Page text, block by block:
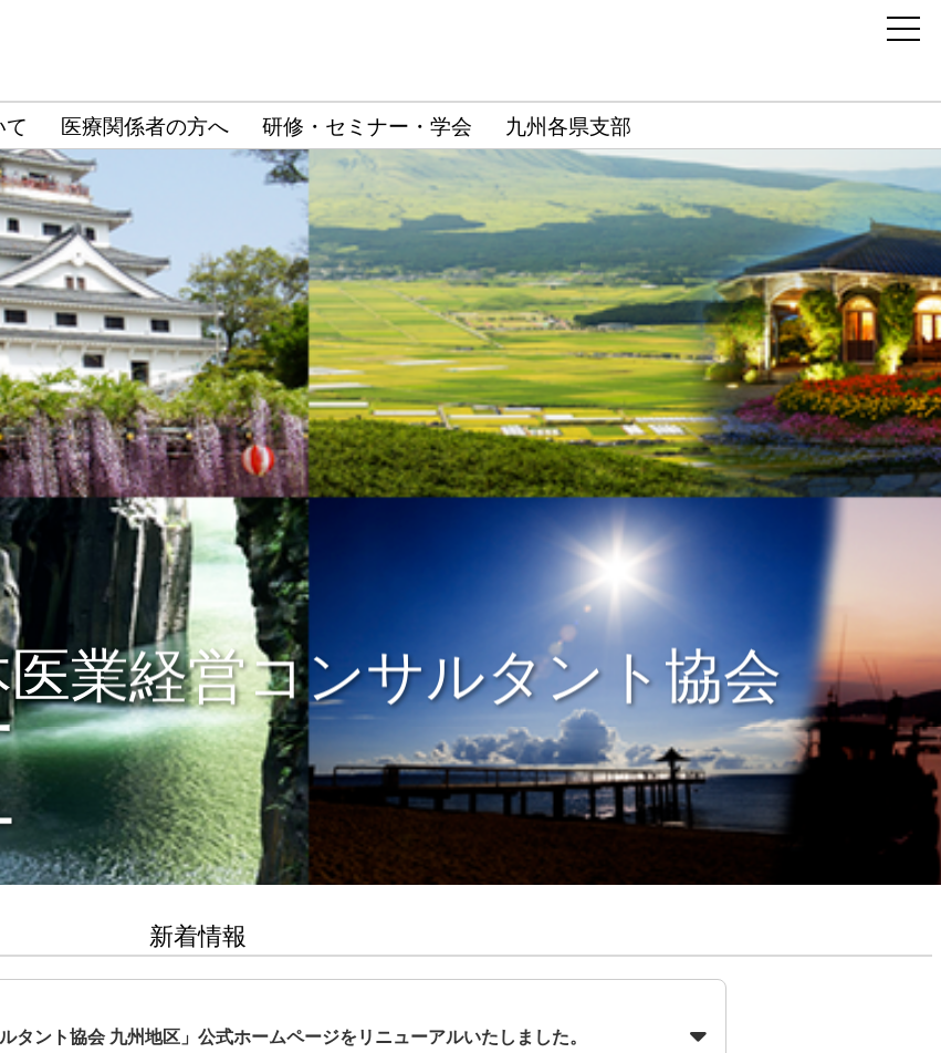
て 医療関係者の方へ 研修・セミナー・学会 九州各県支部
業経営コンサルタント協会
新着情報
タント協会 九州地区」公式ホームページをリニューアルいたしました。